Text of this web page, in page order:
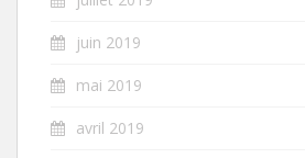
juin 2019
mai 2019
avril 2019